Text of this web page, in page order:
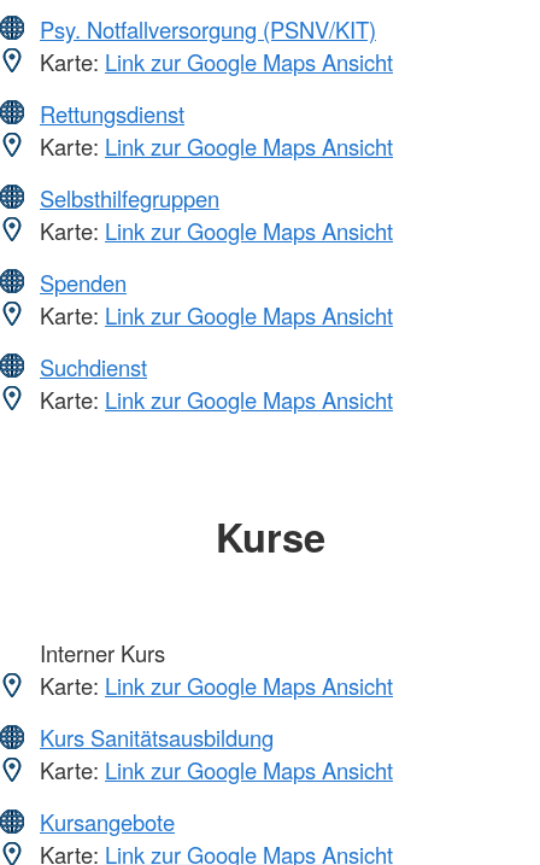
Psy. Notfallversorgung (PSNV/KIT)
Karte: Link zur Google Maps Ansicht
Rettungsdienst
Karte: Link zur Google Maps Ansicht
Selbsthilfegruppen
Karte: Link zur Google Maps Ansicht
Spenden
Karte: Link zur Google Maps Ansicht
Suchdienst
Karte: Link zur Google Maps Ansicht
Kurse
Interner Kurs
Karte: Link zur Google Maps Ansicht
Kurs Sanitätsausbildung
Karte: Link zur Google Maps Ansicht
Kursangebote
Karte: Link zur Google Maps Ansicht